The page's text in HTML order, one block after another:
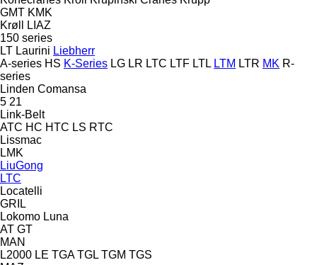
GMT KMK
Krøll
LIAZ
150 series
LT Laurini Liebherr
A-series HS K-Series LG LR LTC LTF LTL LTM LTR MK R-
series
Linden Comansa
5 21
Link-Belt
ATC HC HTC LS RTC
Lissmac
LMK
LiuGong
LTC
Locatelli
GRIL
Lokomo Luna
AT GT
MAN
L2000 LE TGA TGL TGM TGS